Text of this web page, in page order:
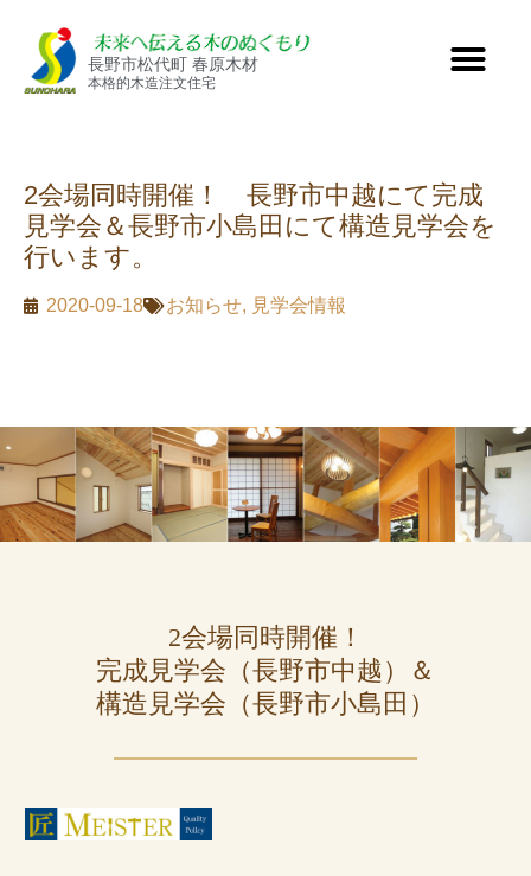
長野市松代町 春原木材
本格的木造注文住宅
2会場同時開催！ 長野市中越にて完成
見学会＆長野市小島田にて構造見学会を
行います。
2020-09-18 お知らせ, 見学会情報
2会場同時開催！
完成見学会（長野市中越）＆
構造見学会（長野市小島田）